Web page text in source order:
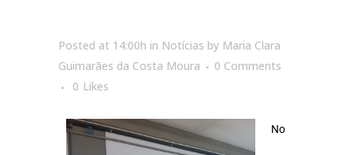
Posted at 14:00h in Notícias by Maria Clara
Guimarães da Costa Moura
0 Comments
0 Likes
No